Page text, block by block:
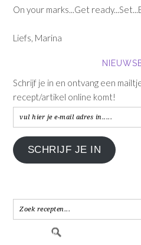
On your marks...Get
Liefs, Marina
Schrijf je in en ontvang een
recept/artikel online komt!
vul
hier
je
e-
in.....
SCHRIJF JE IN